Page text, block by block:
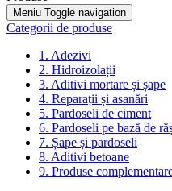
Meniu Toggle navigation
Categorii de produse
1. Adezivi
2. Hidroizolații
3. Aditivi mortare și șape
4. Reparații și asanări
5. Pardoseli de ciment
6. Pardoseli pe bază de
7. Șape și pardoseli
8. Aditivi betoane
9. Produse